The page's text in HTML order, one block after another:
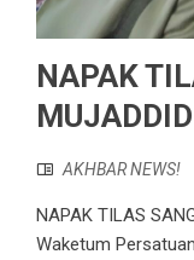
​​NAPAK
MUJADDID
AKHBAR NEWS!
​​NAPAK TILAS
Waketum